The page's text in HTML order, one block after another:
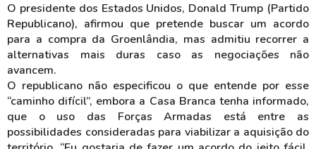
O presidente dos Estados Unidos, Donald Trump (Partido
Republicano), afirmou que pretende buscar um acordo
para a compra da Groenlândia, mas admitiu recorrer a
alternativas mais duras caso as negociações não
avancem.
O republicano não especificou o que entende por esse
“caminho difícil”, embora a Casa Branca tenha informado,
que o uso das Forças Armadas está entre as
possibilidades consideradas para viabilizar a aquisição do